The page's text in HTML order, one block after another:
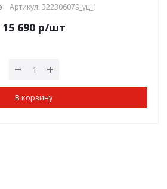
Артикул: 322306079_уц_1
15 690 р/шт
В корзину